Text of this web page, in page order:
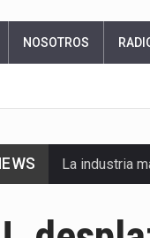
NOSOTROS
La industria